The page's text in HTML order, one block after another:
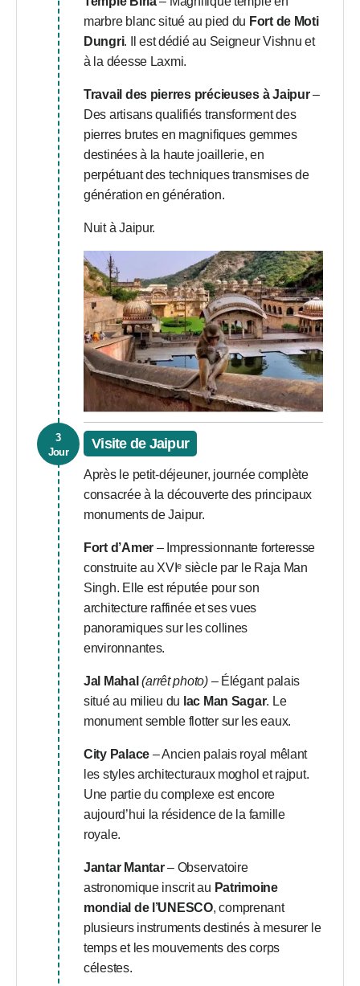
marbre blanc situé au pied du Fort de Moti
Dungri. Il est dédié au Seigneur Vishnu et
à la déesse Laxmi.
Travail des pierres précieuses à Jaipur–
Des artisans qualifiés transforment des
pierres brutes en magnifiques gemmes
destinées à la haute joaillerie, en
perpétuant des techniques transmises de
génération en génération.
Nuit à Jaipur.
3
Jour
Visite de Jaipur
Après le petit-déjeuner, journée complète
consacrée à la découverte des principaux
monuments de Jaipur.
Fort d’Amer – Impressionnante forteresse
construite au XVIᵉ siècle par le Raja Man
Singh. Elle est réputée pour son
architecture raffinée et ses vues
panoramiques sur les collines
environnantes.
Jal Mahal (arrêt photo)– Élégant palais
situé au milieu du lac Man Sagar. Le
monument semble flotter sur les eaux.
City Palace – Ancien palais royal mêlant
les styles architecturaux moghol et rajput.
Une partie du complexe est encore
aujourd’hui la résidence de la famille
royale.
Jantar Mantar– Observatoire
astronomique inscrit au Patrimoine
mondial de l’UNESCO, comprenant
plusieurs instruments destinés à mesurer le
temps et les mouvements des corps
célestes.